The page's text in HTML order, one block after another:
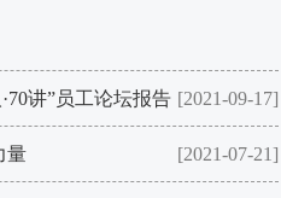
[2021-09-17]
讲”员工论坛报告
[2021-07-21]
量